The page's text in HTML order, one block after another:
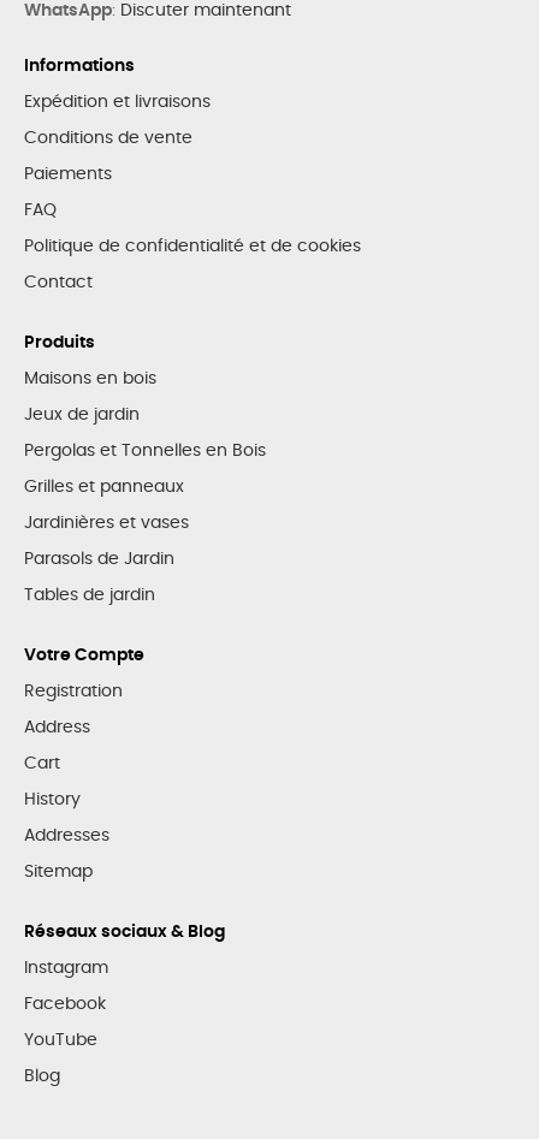
WhatsApp: Discuter maintenant
Informations
Expédition et livraisons
Conditions de vente
Paiements
FAQ
Politique de confidentialité et de cookies
Contact
Produits
Maisons en bois
Jeux de jardin
Pergolas et Tonnelles en Bois
Grilles et panneaux
Jardinières et vases
Parasols de Jardin
Tables de jardin
Votre Compte
Registration
Address
Cart
History
Addresses
Sitemap
Réseaux sociaux & Blog
Instagram
Facebook
YouTube
Blog